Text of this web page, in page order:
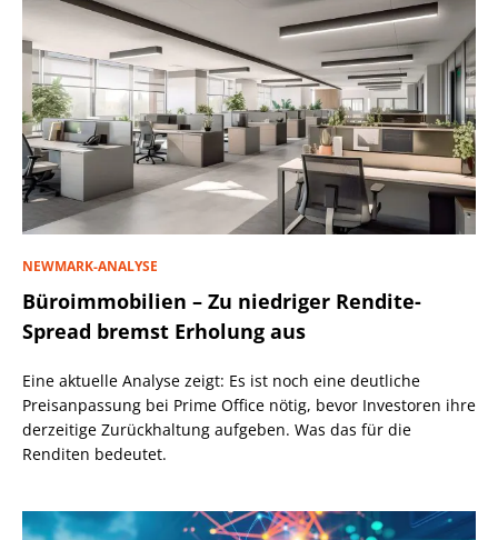
NEWMARK-ANALYSE
Büroimmobilien – Zu niedriger Rendite-
Spread bremst Erholung aus
Eine aktuelle Analyse zeigt: Es ist noch eine deutliche
Preisanpassung bei Prime Office nötig, bevor Investoren ihre
derzeitige Zurückhaltung aufgeben. Was das für die
Renditen bedeutet.